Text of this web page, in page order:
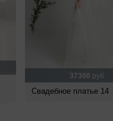
37300 руб.
Свадебное платье 14